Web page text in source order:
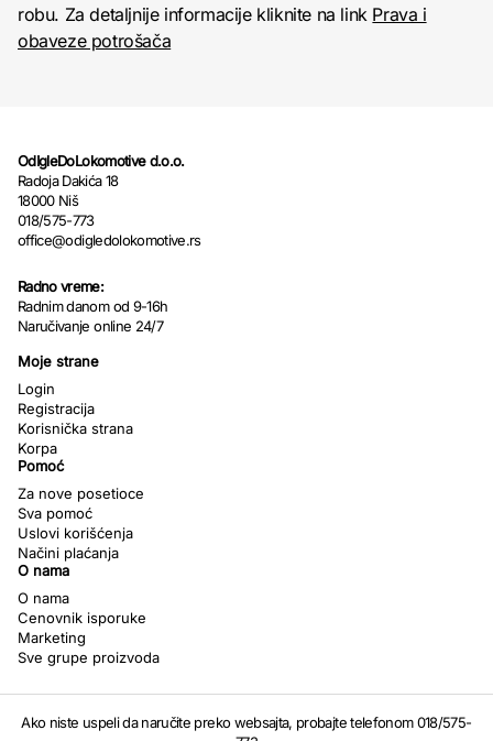
robu. Za detaljnije informacije kliknite na link Prava i
obaveze potrošača
OdIgleDoLokomotive d.o.o.
Radoja Dakića 18
18000 Niš
018/575-773
office@odigledolokomotive.rs
Radno vreme:
Radnim danom od 9-16h
Naručivanje online 24/7
Moje strane
Login
Registracija
Korisnička strana
Korpa
Pomoć
Za nove posetioce
Sva pomoć
Uslovi korišćenja
Načini plaćanja
O nama
O nama
Cenovnik isporuke
Marketing
Sve grupe proizvoda
Ako niste uspeli da naručite preko websajta, probajte telefonom 018/575-